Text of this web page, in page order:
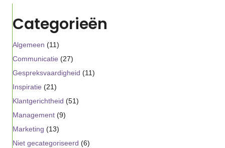
Categorieën
Algemeen (11)
Communicatie (27)
Gespreksvaardigheid (11)
Inspiratie (21)
Klantgerichtheid (51)
Management (9)
Marketing (13)
Niet gecategoriseerd (6)